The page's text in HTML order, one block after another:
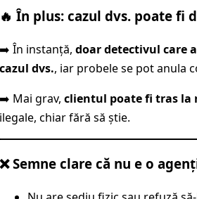
🔥 În plus: cazul dvs. poate fi
➡️ În instanță, doar detectivul care
cazul dvs., iar probele se pot anula
➡️ Mai grav, clientul poate fi tras la
ilegale, chiar fără să știe.
❌ Semne clare că nu e o